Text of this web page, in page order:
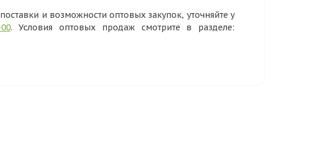
и возможности оптовых закупок, уточняйте у
. Условия оптовых продаж смотрите в разделе: